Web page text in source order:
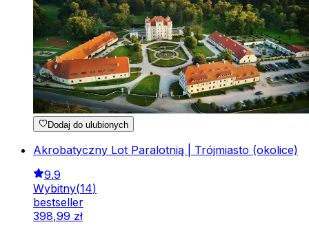
Dodaj do ulubionych
Akrobatyczny Lot Paralotnią | Trójmiasto (okolice)
9.9
Wybitny(14)
bestseller
398,99 zł